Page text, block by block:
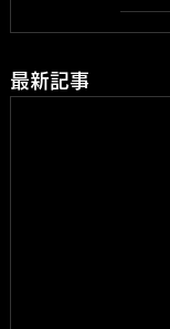
最新記事